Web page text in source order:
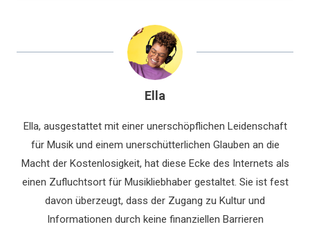
Ella
Ella, ausgestattet mit einer unerschöpflichen Leidenschaft
für Musik und einem unerschütterlichen Glauben an die
Macht der Kostenlosigkeit, hat diese Ecke des Internets als
einen Zufluchtsort für Musikliebhaber gestaltet. Sie ist fest
davon überzeugt, dass der Zugang zu Kultur und
Informationen durch keine finanziellen Barrieren